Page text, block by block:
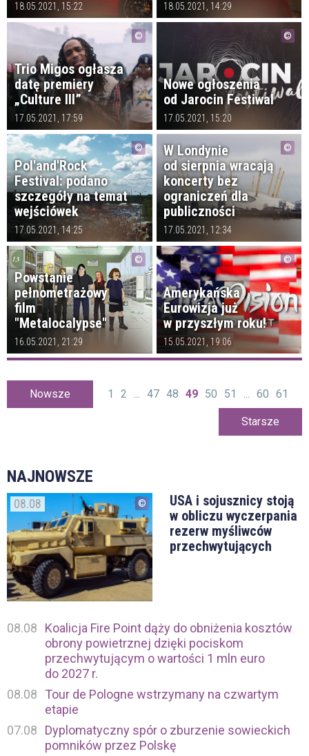
18.05.2021, 15:22 18.05.2021, 14:29
Trio Migos ogłasza
datę premiery
„Culture III”
17.05.2021, 17:59
Nowe ogłoszenia
od Jarocin Festiwal
17.05.2021, 15:20
Pol'and'Rock
Festival: podano
szczegóły na temat
wejściówek
17.05.2021, 14:25
W Londynie
od sierpnia wracają
koncerty bez
ograniczeń dla
publiczności
17.05.2021, 12:34
Powstanie
pełnometrażowy
film
"Metalocalypse"
16.05.2021, 21:29
Amerykańska
Eurowizja już
w przyszłym roku!
15.05.2021, 19:06
Nowsze 1 2 ... 47 48 49 50 51 ... 60 61
Starsze
NAJNOWSZE
08.08
USA i sojusznicy stoją
w obliczu wyczerpania
rezerw myśliwców
przechwytujących
08.08
Koalicja Fire Point dąży do obniżenia kosztów
obrony powietrznej dzięki pociskom
przechwytującym o wartości 1 mln euro
do 2027 r.
08.08
Tour de Pologne wstrzymany na czwartym
etapie
07.08
Dyplomatyczny spór o zburzenie sowieckich
pomników przez Polskę